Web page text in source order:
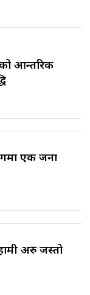
आन्तरिक
एक जना
अरु जस्तो